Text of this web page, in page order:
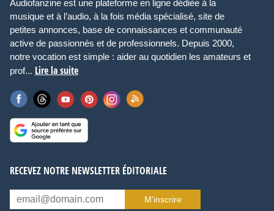
Audiofanzine est une plateforme en ligne dédiée à la
musique et à l’audio, à la fois média spécialisé, site de
petites annonces, base de connaissances et communauté
active de passionnés et de professionnels. Depuis 2000,
notre vocation est simple : aider au quotidien les amateurs et
prof... Lire la suite
RECEVEZ NOTRE NEWSLETTER ÉDITORIALE
M’inscrire